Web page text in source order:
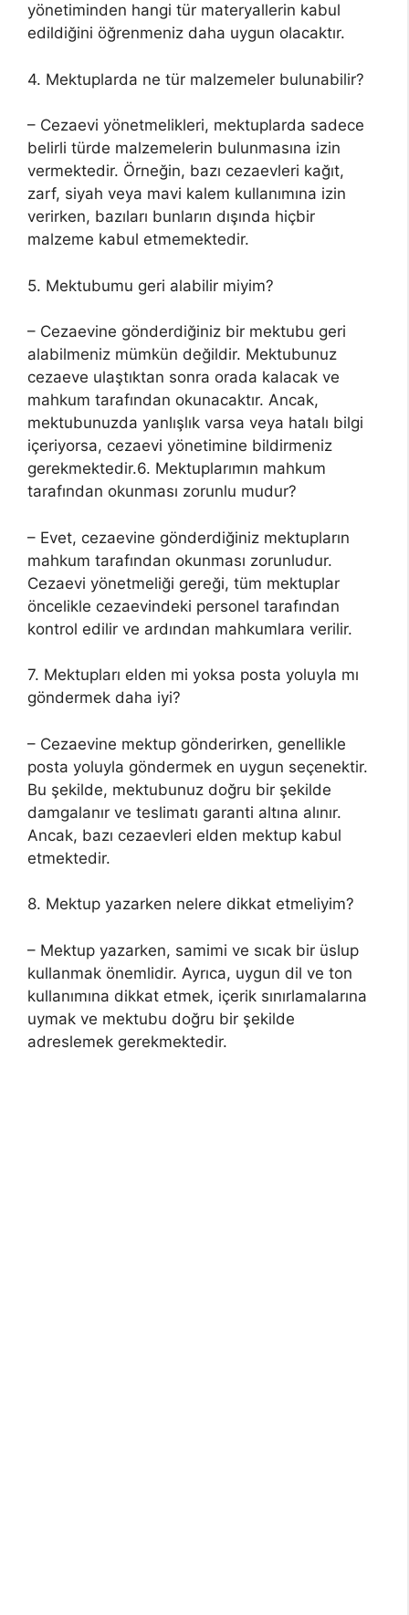
yönetiminden hangi tür materyallerin kabul
edildiğini öğrenmeniz daha uygun olacaktır.
4. Mektuplarda ne tür malzemeler bulunabilir?
– Cezaevi yönetmelikleri, mektuplarda sadece
belirli türde malzemelerin bulunmasına izin
vermektedir. Örneğin, bazı cezaevleri kağıt,
zarf, siyah veya mavi kalem kullanımına izin
verirken, bazıları bunların dışında hiçbir
malzeme kabul etmemektedir.
5. Mektubumu geri alabilir miyim?
– Cezaevine gönderdiğiniz bir mektubu geri
alabilmeniz mümkün değildir. Mektubunuz
cezaeve ulaştıktan sonra orada kalacak ve
mahkum tarafından okunacaktır. Ancak,
mektubunuzda yanlışlık varsa veya hatalı bilgi
içeriyorsa, cezaevi yönetimine bildirmeniz
gerekmektedir.6. Mektuplarımın mahkum
tarafından okunması zorunlu mudur?
– Evet, cezaevine gönderdiğiniz mektupların
mahkum tarafından okunması zorunludur.
Cezaevi yönetmeliği gereği, tüm mektuplar
öncelikle cezaevindeki personel tarafından
kontrol edilir ve ardından mahkumlara verilir.
7. Mektupları elden mi yoksa posta yoluyla mı
göndermek daha iyi?
– Cezaevine mektup gönderirken, genellikle
posta yoluyla göndermek en uygun seçenektir.
Bu şekilde, mektubunuz doğru bir şekilde
damgalanır ve teslimatı garanti altına alınır.
Ancak, bazı cezaevleri elden mektup kabul
etmektedir.
8. Mektup yazarken nelere dikkat etmeliyim?
– Mektup yazarken, samimi ve sıcak bir üslup
kullanmak önemlidir. Ayrıca, uygun dil ve ton
kullanımına dikkat etmek, içerik sınırlamalarına
uymak ve mektubu doğru bir şekilde
adreslemek gerekmektedir.